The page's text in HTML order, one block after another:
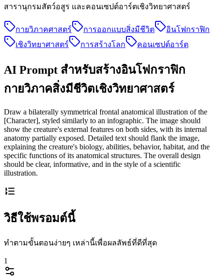
สารานุกรมสัตว์อสูร และคอนเซปต์อาร์ตเชิงวิทยาศาสตร์
กายวิภาคศาสตร์ การออกแบบสิ่งมีชีวิต
อินโฟกราฟิก
เชิงวิทยาศาสตร์
การสร้างโลก คอนเซปต์อาร์ต
AI Prompt สำหรับสร้างอินโฟกราฟิก
กายวิภาคสิ่งมีชีวิตเชิงวิทยาศาสตร์
Draw a bilaterally symmetrical frontal anatomical illustration of the
[Character], styled similarly to an infographic. The image should
show the creature's external features on both sides, with its internal
anatomy partially exposed. Detailed text should flank the image,
explaining the creature's biology, abilities, behavior, habitat, and the
specific functions of its anatomical structures. The overall design
should be clear, informative, and in the style of a scientific
illustration.
วิธีใช้พรอมต์นี้
ทำตามขั้นตอนง่ายๆ เหล่านี้เพื่อผลลัพธ์ที่ดีที่สุด
1